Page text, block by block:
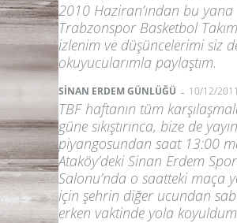
2010 Haziran’ından bu yana
Trabzonspor Basketbol
izlenim ve düşüncelerimi siz
okuyucularımla paylaştım.
SİNAN ERDEM GÜNLÜĞÜ - 10/12/2011
TBF haftanın tüm
güne sıkıştırınca, bize de yayın
piyangosundan saat 13:00
Ataköy’deki Sinan Erdem Spor
Salonu’nda o saatteki maça
için şehrin diğer ucundan
erken vaktinde yola